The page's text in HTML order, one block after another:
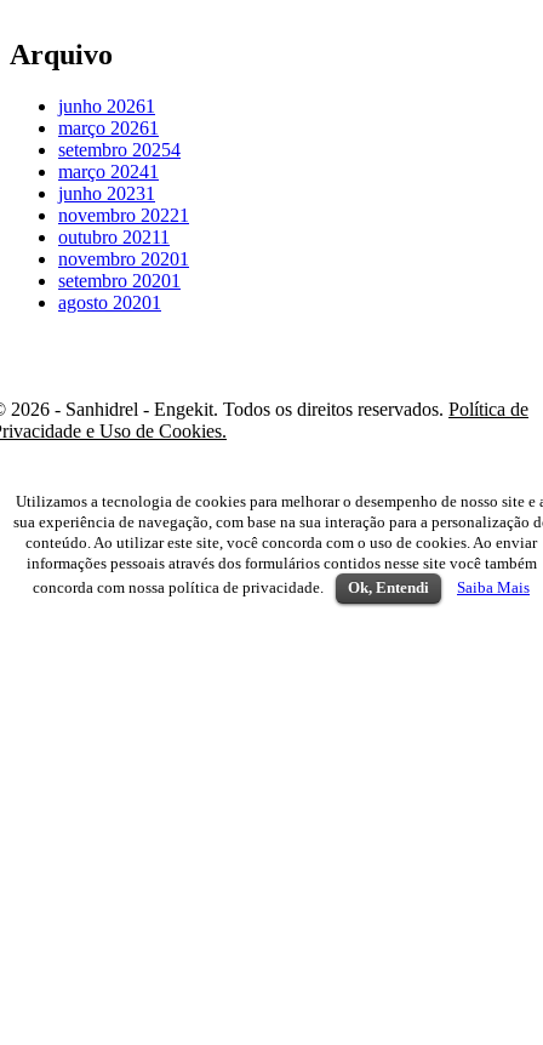
Arquivo
junho 20261
março 20261
setembro 20254
março 20241
junho 20231
novembro 20221
outubro 20211
novembro 20201
setembro 20201
agosto 20201
2026 - Sanhidrel - Engekit. Todos os direitos reservados. Política de
e Uso de Cookies.
Utilizamos a tecnologia de cookies para melhorar o desempenho de nosso site e
sua experiência de navegação, com base na sua interação para a personalização
conteúdo. Ao utilizar este site, você concorda com o uso de cookies. Ao enviar
informações pessoais através dos formulários contidos nesse site você também
concorda com nossa política de privacidade.
Ok, Entendi Saiba Mais